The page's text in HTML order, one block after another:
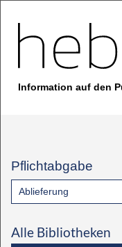
Information auf den
Pflichtabgabe
Ablieferung
Alle Bibliotheken